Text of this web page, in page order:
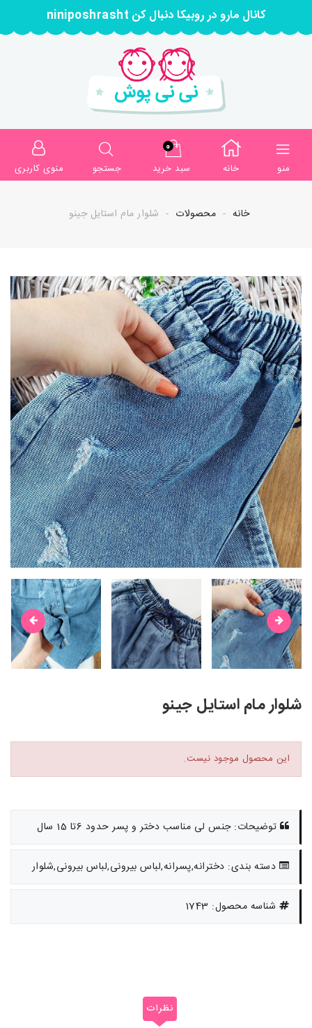
کانال مارو در روبیکا دنبال کن niniposhrasht
منو خانه
0
سبد خرید
جستجو منوی کاربری
خانه محصولات شلوار مام استایل جینو
شلوار مام استایل جینو
این محصول موجود نیست.
توضیحات: جنس لی مناسب دختر و پسر حدود 6تا 15 سال
دسته بندی: دخترانه,پسرانه,لباس بیرونی,لباس بیرونی,شلوار
شناسه محصول: 1743
نظرات